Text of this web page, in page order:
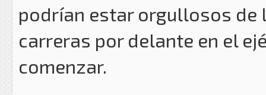
podrían estar orgullosos de
carreras por delante en el
comenzar.